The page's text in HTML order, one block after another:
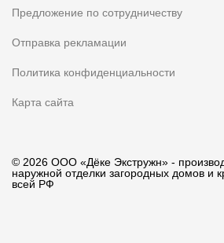
Предложение по сотрудничеству
Отправка рекламации
Политика конфиденциальности
Карта сайта
© 2026 ООО «Дёке Экстружн» -
наружной отделки загородных домов и
всей РФ